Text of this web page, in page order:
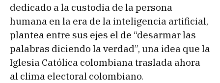
dedicado a la custodia de la persona
humana en la era de la inteligencia artificial,
plantea entre sus ejes el de “desarmar las
palabras diciendo la verdad”, una idea que la
Iglesia Católica colombiana traslada ahora
al clima electoral colombiano.